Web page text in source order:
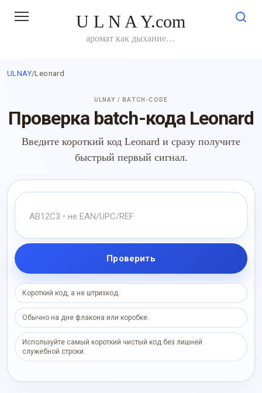
U L N A Y.com
аромат как дыхание…
ULNAY/Leonard
ULNAY / BATCH-CODE
Проверка batch-кода Leonard
Введите короткий код Leonard и сразу получите
быстрый первый сигнал.
Проверить
Короткий код, а не штрихкод.
Обычно на дне флакона или коробке.
Используйте самый короткий чистый код без лишней
служебной строки.